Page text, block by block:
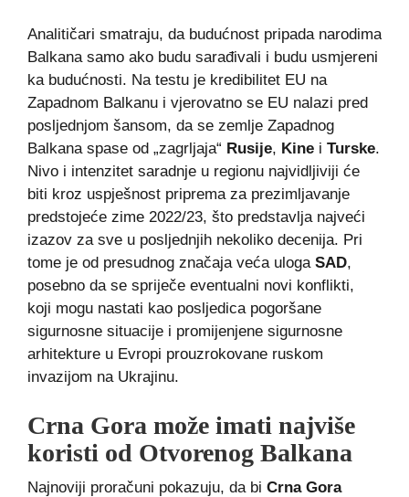
Analitičari smatraju, da budućnost pripada narodima
Balkana samo ako budu sarađivali i budu usmjereni
ka budućnosti. Na testu je kredibilitet EU na
Zapadnom Balkanu i vjerovatno se EU nalazi pred
posljednjom šansom, da se zemlje Zapadnog
Balkana spase od „zagrljaja“ Rusije, Kine i Turske.
Nivo i intenzitet saradnje u regionu najvidljiviji će
biti kroz uspješnost priprema za prezimljavanje
predstojeće zime 2022/23, što predstavlja najveći
izazov za sve u posljednjih nekoliko decenija. Pri
tome je od presudnog značaja veća uloga SAD,
posebno da se spriječe eventualni novi konflikti,
koji mogu nastati kao posljedica pogoršane
sigurnosne situacije i promijenjene sigurnosne
arhitekture u Evropi prouzrokovane ruskom
invazijom na Ukrajinu.
Crna Gora može imati najviše
koristi od Otvorenog Balkana
Najnoviji proračuni pokazuju, da bi Crna Gora